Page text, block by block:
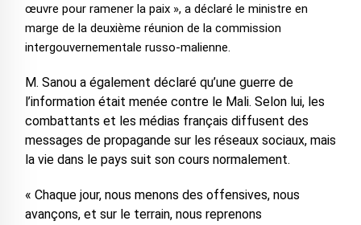
œuvre pour ramener la paix », a déclaré le ministre en
marge de la deuxième réunion de la commission
intergouvernementale russo-malienne.
M. Sanou a également déclaré qu’une guerre de
l’information était menée contre le Mali. Selon lui, les
combattants et les médias français diffusent des
messages de propagande sur les réseaux sociaux, mais
la vie dans le pays suit son cours normalement.
« Chaque jour, nous menons des offensives, nous
avançons, et sur le terrain, nous reprenons